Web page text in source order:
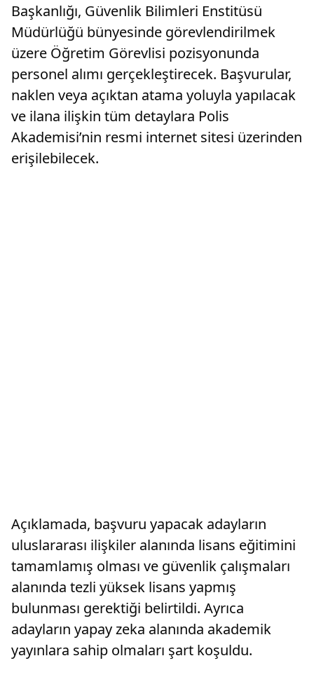
Başkanlığı, Güvenlik Bilimleri Enstitüsü
Müdürlüğü bünyesinde görevlendirilmek
üzere Öğretim Görevlisi pozisyonunda
personel alımı gerçekleştirecek. Başvurular,
naklen veya açıktan atama yoluyla yapılacak
ve ilana ilişkin tüm detaylara Polis
Akademisi’nin resmi internet sitesi üzerinden
erişilebilecek.
Açıklamada, başvuru yapacak adayların
uluslararası ilişkiler alanında lisans eğitimini
tamamlamış olması ve güvenlik çalışmaları
alanında tezli yüksek lisans yapmış
bulunması gerektiği belirtildi. Ayrıca
adayların yapay zeka alanında akademik
yayınlara sahip olmaları şart koşuldu.